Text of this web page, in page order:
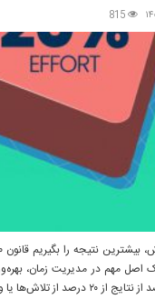
815
اصل مهم در مدیریت زمان،
قانون بیان می‌کند که ۸۰ درصد از